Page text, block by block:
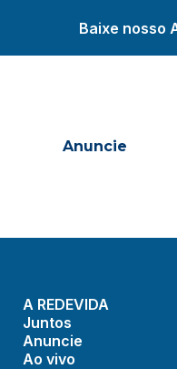
Baixe nosso
Anuncie
A REDEVIDA
Juntos
Anuncie
Ao vivo